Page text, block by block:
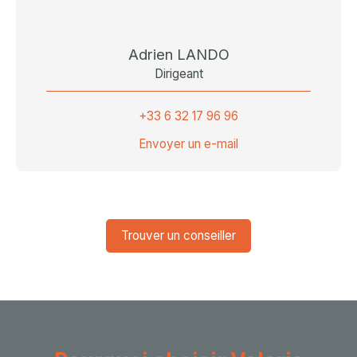
Adrien LANDO
Dirigeant
+33 6 32 17 96 96
Envoyer un e-mail
Trouver un conseiller